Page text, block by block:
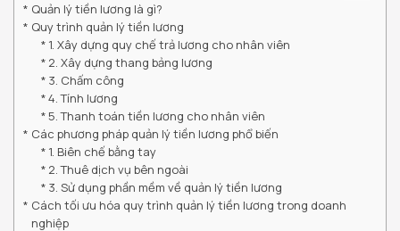
Quản lý tiền lương là gì?
Quy trình quản lý tiền lương
1. Xây dựng quy chế trả lương cho nhân viên
2. Xây dựng thang bảng lương
3. Chấm công
4. Tính lương
5. Thanh toán tiền lương cho nhân viên
Các phương pháp quản lý tiền lương phổ biến
1. Biên chế bằng tay
2. Thuê dịch vụ bên ngoài
3. Sử dụng phần mềm về quản lý tiền lương
Cách tối ưu hóa quy trình quản lý tiền lương trong doanh
nghiệp